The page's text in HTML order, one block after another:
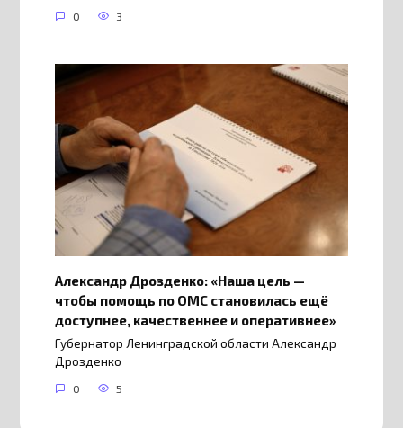
0 3
Александр Дрозденко: «Наша цель —
чтобы помощь по ОМС становилась ещё
доступнее, качественнее и оперативнее»
Губернатор Ленинградской области Александр
Дрозденко
0 5